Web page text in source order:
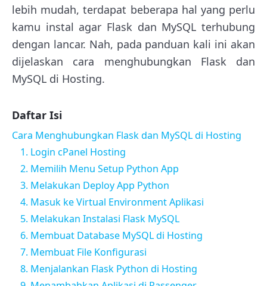
lebih mudah, terdapat beberapa hal yang perlu
kamu instal agar Flask dan MySQL terhubung
dengan lancar. Nah, pada panduan kali ini akan
dijelaskan cara menghubungkan Flask dan
MySQL di Hosting.
Daftar Isi
Cara Menghubungkan Flask dan MySQL di Hosting
1. Login cPanel Hosting
2. Memilih Menu Setup Python App
3. Melakukan Deploy App Python
4. Masuk ke Virtual Environment Aplikasi
5. Melakukan Instalasi Flask MySQL
6. Membuat Database MySQL di Hosting
7. Membuat File Konfigurasi
8. Menjalankan Flask Python di Hosting